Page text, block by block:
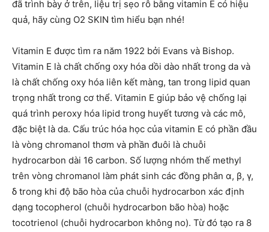
đã trình bày ở trên, liệu trị sẹo rỗ bằng vitamin E có hiệu
quả, hãy cùng O2 SKIN tìm hiểu bạn nhé!
Vitamin E được tìm ra năm 1922 bởi Evans và Bishop.
Vitamin E là chất chống oxy hóa dồi dào nhất trong da và
là chất chống oxy hóa liên kết màng, tan trong lipid quan
trọng nhất trong cơ thể. Vitamin E giúp bảo vệ chống lại
quá trình peroxy hóa lipid trong huyết tương và các mô,
đặc biệt là da. Cấu trúc hóa học của vitamin E có phần đầu
là vòng chromanol thơm và phần đuôi là chuỗi
hydrocarbon dài 16 carbon. Số lượng nhóm thế methyl
trên vòng chromanol làm phát sinh các đồng phân α, β, γ,
δ trong khi độ bão hòa của chuỗi hydrocarbon xác định
dạng tocopherol (chuỗi hydrocarbon bão hòa) hoặc
tocotrienol (chuỗi hydrocarbon không no). Từ đó tạo ra 8